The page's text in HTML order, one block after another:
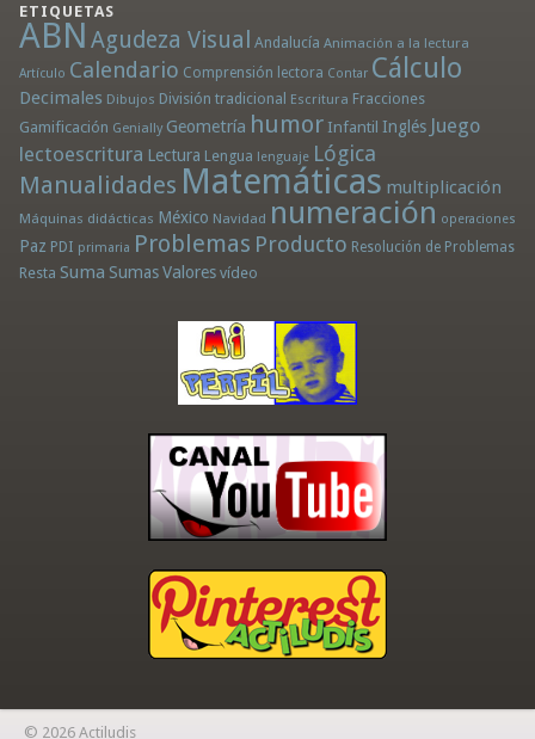
ETIQUETAS
ABN Agudeza Visual Andalucía Animación a la lectura
Artículo Calendario Comprensión lectora Contar Cálculo
Decimales Dibujos División tradicional Escritura Fracciones
Gamificación Genially Geometría humor Infantil Inglés Juego
lectoescritura Lectura Lengua lenguaje Lógica
Manualidades Matemáticas multiplicación
Máquinas didácticas México Navidad numeración operaciones
Paz PDI primaria Problemas Producto Resolución de Problemas
Resta Suma Sumas Valores vídeo
© 2026 Actiludis